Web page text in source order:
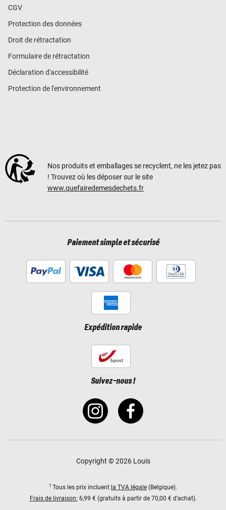
CGV
Protection des données
Droit de rétractation
Formulaire de rétractation
Déclaration d'accessibilité
Protection de l'environnement
Nos produits et emballages se recyclent, ne les jetez pas
! Trouvez où les déposer sur le site
www.quefairedemesdechets.fr
Paiement simple et sécurisé
Expédition rapide
Suivez-nous !
Copyright © 2026 Louis
1 Tous les prix incluent la TVA légale (Belgique).
Frais de livraison: 6,99 € (gratuits à partir de 70,00 € d’achat).